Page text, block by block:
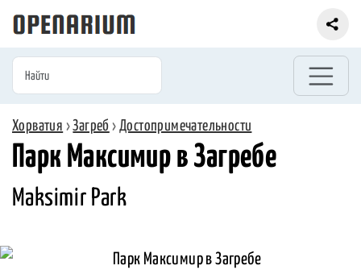
Хорватия ›Загреб ›Достопримечательности
Парк Максимир в Загребе
Maksimir Park